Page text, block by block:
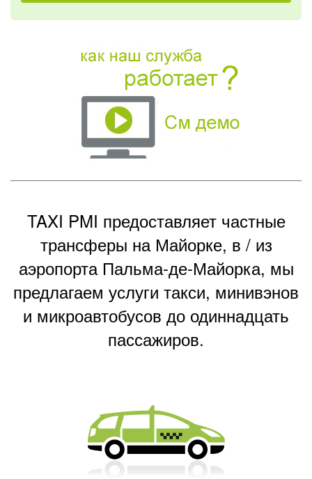
TAXI PMI предоставляет частные
трансферы на Майорке, в / из
аэропорта Пальма-де-Майорка, мы
предлагаем услуги такси, минивэнов
и микроавтобусов до одиннадцать
пассажиров.